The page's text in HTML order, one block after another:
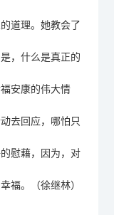
道理。她教会了
，什么是真正的
安康的伟大情
去回应，哪怕只
慰藉， 因为，对
福。 （徐继林）